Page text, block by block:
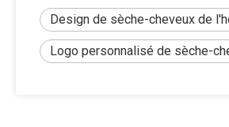
Design de sèche-cheveux de
Logo personnalisé de sèche-